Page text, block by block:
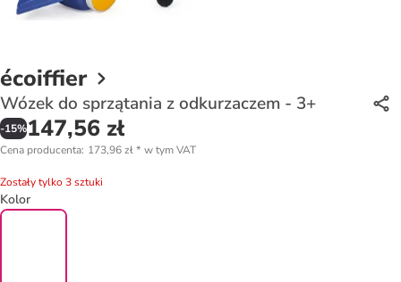
écoiffier
Wózek do sprzątania z odkurzaczem - 3+
-15%147,56 zł
Cena producenta: 173,96 zł* w tym VAT
Zostały tylko 3 sztuki
Kolor